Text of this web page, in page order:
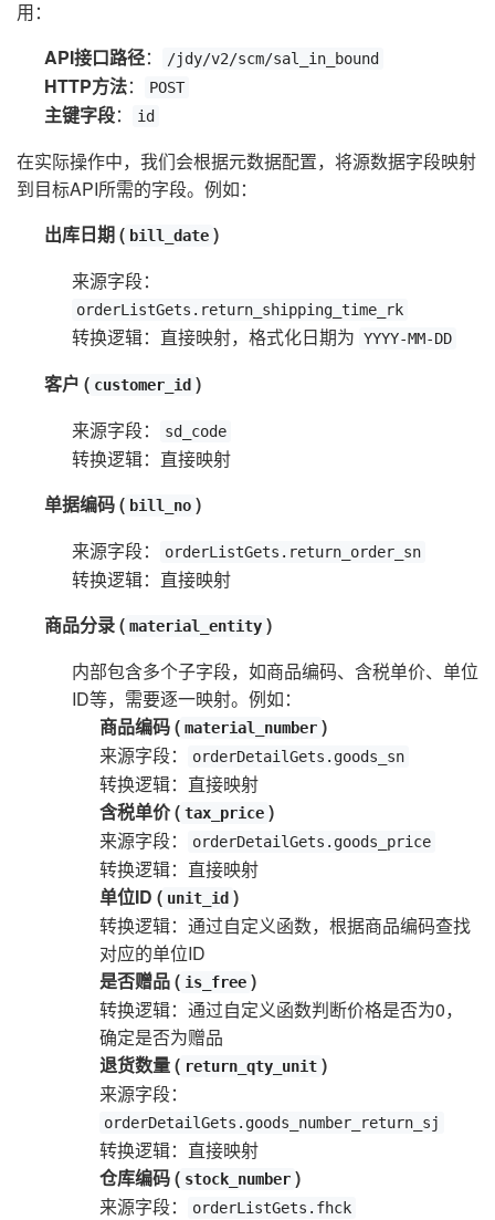
用：
API接口路径： /jdy/v2/scm/sal_in_bound
HTTP方法： POST
主键字段： id
在实际操作中，我们会根据元数据配置，将源数据字段映射
到目标API所需的字段。例如：
出库日期 ( bill_date )
来源字段：
orderListGets.return_shipping_time_rk
转换逻辑：直接映射，格式化日期为 YYYY-MM-DD
客户 ( customer_id )
来源字段：
sd_code
转换逻辑：直接映射
单据编码 ( bill_no )
来源字段：
orderListGets.return_order_sn
转换逻辑：直接映射
商品分录 ( material_entity )
内部包含多个子字段，如商品编码、含税单价、单位
ID等，需要逐一映射。例如：
商品编码 ( material_number )
来源字段：
orderDetailGets.goods_sn
转换逻辑：直接映射
含税单价 ( tax_price )
来源字段：
orderDetailGets.goods_price
转换逻辑：直接映射
单位ID ( unit_id )
转换逻辑：通过自定义函数，根据商品编码查找
对应的单位ID
是否赠品 ( is_free )
转换逻辑：通过自定义函数判断价格是否为0，
确定是否为赠品
退货数量 ( return_qty_unit )
来源字段：
orderDetailGets.goods_number_return_sj
转换逻辑：直接映射
仓库编码 ( stock_number )
来源字段：
orderListGets.fhck